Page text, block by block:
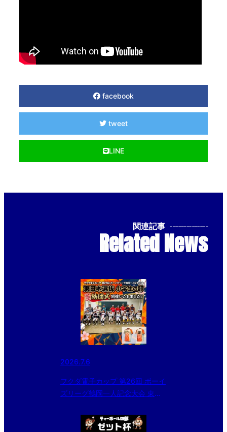
facebook
tweet
LINE
関連記事 --------------
Related News
2026.7.6
フクダ電子カップ 第26回 ボーイ
ズリーグ鶴岡一人記念大会 東日